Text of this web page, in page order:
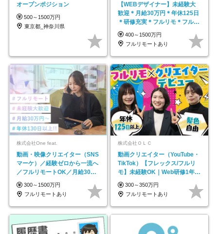
オープンポジション
500～1500万円
東京都_神奈川県
【WEBデザイナー】未経験大
歓迎＊月給30万円＊年休125日
＊研修充実＊フルリモ＊フルフ
レックス＊
400～1500万円
フルリモートあり
株式会社One feat.
動画・映像クリエイター（SNS
マーケ）／経験ゼロから一流へ
／フルリモートOK／月給30万
円～／年休130日以上
300～1500万円
フルリモートあり
株式会社ＯＬＣ
動画クリエイター（YouTube・
TikTok）【フレックス/フルリ
モ】未経験OK｜Web研修1年間
｜副業OK
300～350万円
フルリモートあり